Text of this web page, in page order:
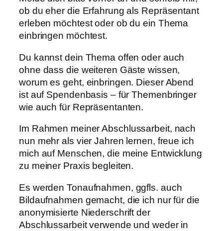
ob du eher die Erfahrung als Repräsentant
erleben möchtest oder ob du ein Thema
einbringen möchtest.
Du kannst dein Thema offen oder auch
ohne dass die weiteren Gäste wissen,
worum es geht, einbringen. Dieser Abend
ist auf Spendenbasis – für Themenbringer
wie auch für Repräsentanten.
Im Rahmen meiner Abschlussarbeit, nach
nun mehr als vier Jahren lernen, freue ich
mich auf Menschen, die meine Entwicklung
zu meiner Praxis begleiten.
Es werden Tonaufnahmen, ggfls. auch
Bildaufnahmen gemacht, die ich nur für die
anonymisierte Niederschrift der
Abschlussarbeit verwende und weder in